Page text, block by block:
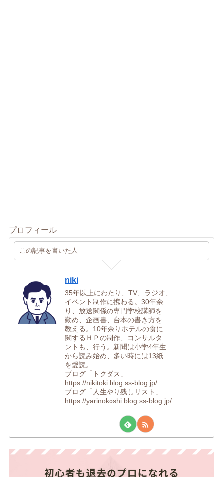
プロフィール
この記事を書いた人
niki
35年以上にわたり、TV、ラジオ、
イベント制作に携わる。30年余
り、放送関係の専門学校講師を
勤め、企画書、台本の書き方を
教える。10年余りホテルの食に
関するＨＰの制作、コンサルタ
ントも、行う。新聞は小学4年生
から読み始め、多い時には13紙
を愛読。
ブログ「トクダス」
https://nikitoki.blog.ss-blog.jp/
ブログ「人生やり残しリスト」
https://yarinokoshi.blog.ss-blog.jp/